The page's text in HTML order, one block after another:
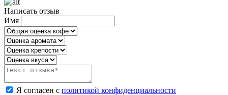
Написать отзыв
Имя
Я согласен с политикой конфиденциальности